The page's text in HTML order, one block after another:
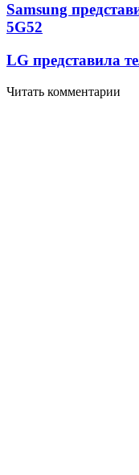
Samsung
5G52
LG представила
Читать комментарии